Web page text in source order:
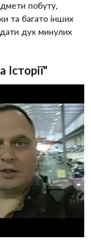
побуту,
та багато інших
дух минулих